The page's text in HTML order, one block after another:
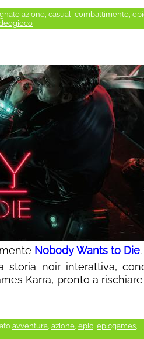
azione, casual, combattimento,
Nobody Wants to Die.
storia noir interattiva,
Karra, pronto a
avventura, azione, epic, epicgames,